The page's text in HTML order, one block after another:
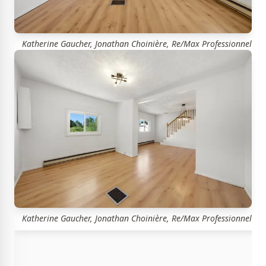
Katherine Gaucher, Jonathan Choinière, Re/Max Professionnel
Katherine Gaucher, Jonathan Choinière, Re/Max Professionnel